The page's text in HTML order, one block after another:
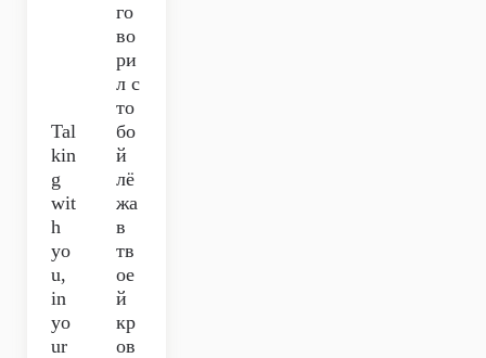
Tal
kin
g
wit
h
yo
u,
in
yo
ur
го
во
ри
л с
то
бо
й
лё
жа
в
тв
ое
й
кр
ов